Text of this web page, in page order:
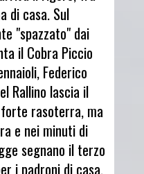
di casa. Sul
"spazzato" dai
il Cobra Piccio
Federico
Rallino lascia il
rasoterra, ma
e nei minuti di
segnano il terzo
i padroni di casa,